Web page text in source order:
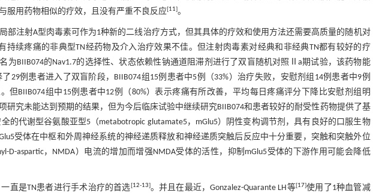
服用药物相似的疗效，且没有严重不良反应[11]。
部注射A型肉毒素可作为1种新的二线治疗方式，但其具体的疗效和使用方法还需要高质量的随机对
持续疼痛的非典型TN经药物及介入治疗效果不佳。但注射肉毒素对经典和非经典TN都有较好的疗
为BIIB074的Nav1.7的选择性、状态依赖性钠通道阻滞剂进行了双盲随机对照Ⅱa期试验，该药物能
29例患者进入了双盲阶段，BIIB074组15例患者中5例（33%）治疗失败，安慰剂组14例患者中9例
但BIIB074组中15例患者中12例（80%）表示疼痛有所改善，平均每日疼痛评分下降比安慰剂组明
研究未能达到预期的结果，但为今后临床试验中继续研究BIIB074和患者较好的耐受性药物提供了基
的代谢型谷氨酸亚型5（metabotropic glutamate5，mGlu5）阴性变构调节剂，具有良好的口服生物
受体在中枢和外周神经系统的神经递质释放和神经递质突触后反应中十分重要，突触和突触外位
D-aspartic，NMDA）电流的增加而增强NMDA受体的活性，抑制mGlu5受体的下游作用可能会降低
直是TN患者进行手术治疗的首选[12-13]。并且在最近，Gonzalez-Quarante LH等[17]使用了1种血管减